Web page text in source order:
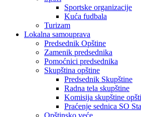
Sportske organizacije
Kuća fudbala
Turizam
Lokalna samouprava
Predsednik Opštine
Zamenik predsednika
Pomoćnici predsednika
Skupština opštine
Predsednik Skupštine
Radna tela skupštine
Komisija skupštine
Praćenje sednica SO
Opštinsko veće